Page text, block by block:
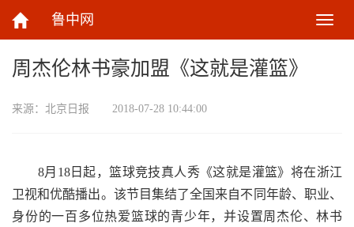
鲁中网
切
换
周杰伦林书豪加盟《这就是灌篮》
来源： 北京日报 2018-07-28 10:44:00
8月18日起，篮球竞技真人秀《这就是灌篮》将在浙江
卫视和优酷播出。该节目集结了全国来自不同年龄、职业、
身份的一百多位热爱篮球的青少年，并设置周杰伦、林书